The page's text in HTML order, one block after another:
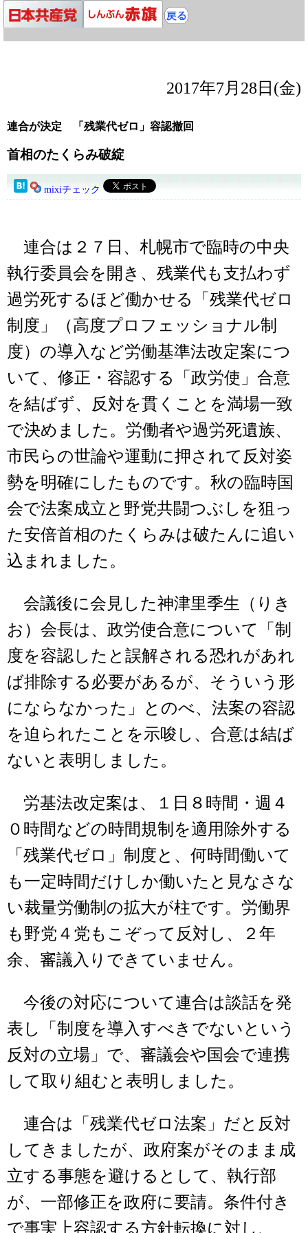
2017年7月28日(金)
連合が決定 「残業代ゼロ」容認撤回
首相のたくらみ破綻
mixiチェック
連合は２７日、札幌市で臨時の中央
執行委員会を開き、残業代も支払わず
過労死するほど働かせる「残業代ゼロ
制度」（高度プロフェッショナル制
度）の導入など労働基準法改定案につ
いて、修正・容認する「政労使」合意
を結ばず、反対を貫くことを満場一致
で決めました。労働者や過労死遺族、
市民らの世論や運動に押されて反対姿
勢を明確にしたものです。秋の臨時国
会で法案成立と野党共闘つぶしを狙っ
た安倍首相のたくらみは破たんに追い
込まれました。
会議後に会見した神津里季生（りき
お）会長は、政労使合意について「制
度を容認したと誤解される恐れがあれ
ば排除する必要があるが、そういう形
にならなかった」とのべ、法案の容認
を迫られたことを示唆し、合意は結ば
ないと表明しました。
労基法改定案は、１日８時間・週４
０時間などの時間規制を適用除外する
「残業代ゼロ」制度と、何時間働いて
も一定時間だけしか働いたと見なさな
い裁量労働制の拡大が柱です。労働界
も野党４党もこぞって反対し、２年
余、審議入りできていません。
今後の対応について連合は談話を発
表し「制度を導入すべきでないという
反対の立場」で、審議会や国会で連携
して取り組むと表明しました。
連合は「残業代ゼロ法案」だと反対
してきましたが、政府案がそのまま成
立する事態を避けるとして、執行部
が、一部修正を政府に要請。条件付き
で事実上容認する方針転換に対し、